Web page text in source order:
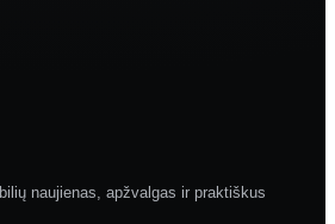
naujienas, apžvalgas ir praktiškus